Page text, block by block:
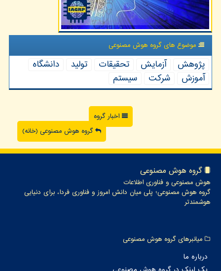
موضوع های گروه هوش مصنوعی
پژوهش آزمایش تحقیقات تولید
دانشگاه
آموزش
شركت سیستم
اخبار گروه
گروه هوش مصنوعی (خانه)
گروه هوش مصنوعی
هوش مصنوعی و فناوری اطلاعات
گروه هوش مصنوعی؛ پلی میان دانش امروز و فناوری فردا، برای دنیایی
هوشمندتر
میانبرهای گروه هوش مصنوعی
درباره ما